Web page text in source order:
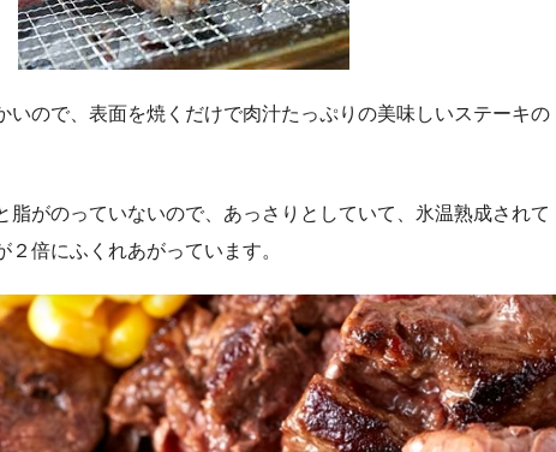
いので、表面を焼くだけで肉汁たっぷりの美味しいステーキの
脂がのっていないので、あっさりとしていて、氷温熟成されて
２倍にふくれあがっています。